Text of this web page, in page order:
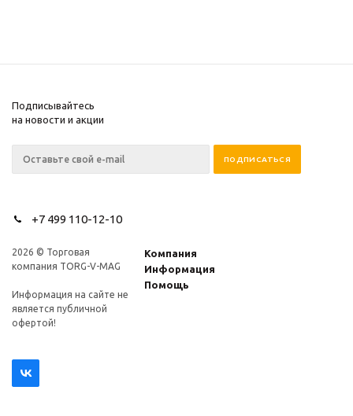
Подписывайтесь
на новости и акции
+7 499 110-12-10
2026 © Торговая
компания TORG-V-MAG
Информация на сайте не
является публичной
офертой!
Компания
Информация
Помощь